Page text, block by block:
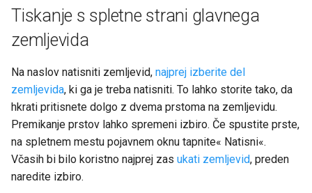
Tiskanje s spletne strani glavnega
zemljevida
Na naslov natisniti zemljevid, najprej izberite del
zemljevida, ki ga je treba natisniti. To lahko storite tako, da
hkrati pritisnete dolgo z dvema prstoma na zemljevidu.
Premikanje prstov lahko spremeni izbiro. Če spustite prste,
na spletnem mestu pojavnem oknu tapnite« Natisni«.
Včasih bi bilo koristno najprej zas ukati zemljevid, preden
naredite izbiro.